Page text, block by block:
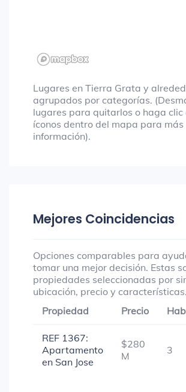
Lugares en Tierra Grata y
agrupados por categorías.
lugares para quitarlos o haga clic
íconos dentro del mapa para más
información).
Mejores Coincidencias
Opciones comparables para
tomar una mejor decisión. Estas
propiedades seleccionadas por
ubicación, precio y características.
Propiedad
Precio Hab
REF 1367:
Apartamento
en San Jose
$280
M
3